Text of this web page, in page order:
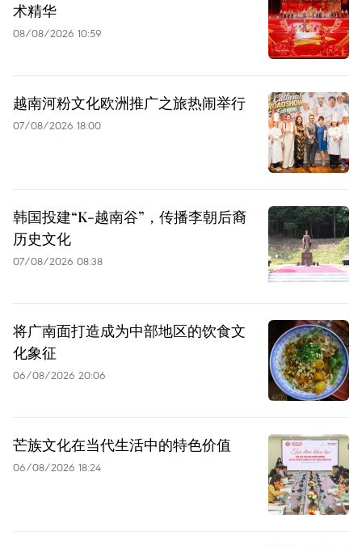
术精华
08/08/2026 10:59
越南河粉文化欧洲推广之旅热闹举行
07/08/2026 18:00
韩国投建“K-越南谷”，传播李朝后裔
历史文化
07/08/2026 08:38
将广南面打造成为中部地区的饮食文
化象征
06/08/2026 20:06
芒族文化在当代生活中的特色价值
06/08/2026 18:24